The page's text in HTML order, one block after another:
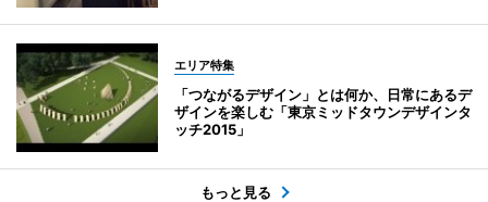
エリア特集
「つながるデザイン」とは何か、日常にあるデ
ザインを楽しむ「東京ミッドタウンデザインタ
ッチ2015」
もっと見る